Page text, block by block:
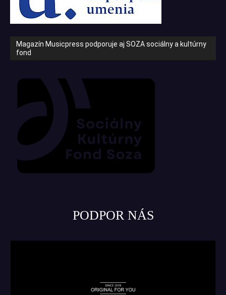
Magazín Musicpress podporuje aj SOZA sociálny a kultúrny
fond
PODPOR NÁS